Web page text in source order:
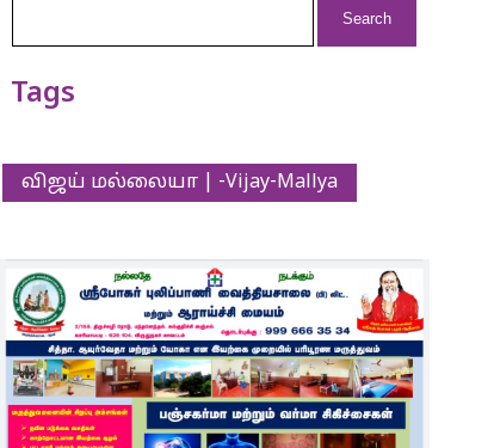
Tags
விஜய் மல்லையா | -Vijay-Mallya